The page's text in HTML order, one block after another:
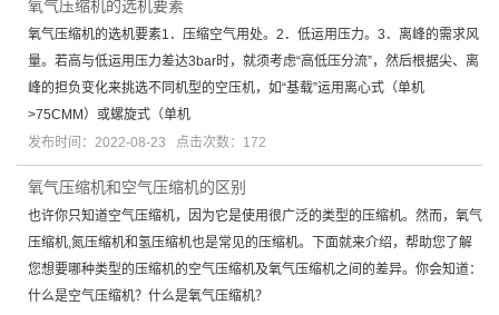
氧气压缩机的选机要素
氧气压缩机的选机要素1．压缩空气用处。2．低运用压力。3．离峰的需求风
量。若高与低运用压力差达3bar时，就须考虑“高低压分流”，然后根据尖、离
峰的担负变化来挑选不同机型的空压机，如“基载”运用离心式（单机
>75CMM）或螺旋式（单机
发布时间：2022-08-23 点击次数：172
氧气压缩机和空气压缩机的区别
也许你只知道空气压缩机，因为它是使用很广泛的类型的压缩机。然而，氧气
压缩机,氮压缩机和氢压缩机也是常见的压缩机。下面就来介绍，帮助您了解
您想要哪种类型的压缩机的空气压缩机及氧气压缩机之间的差异。你会知道：
什么是空气压缩机？什么是氧气压缩机？